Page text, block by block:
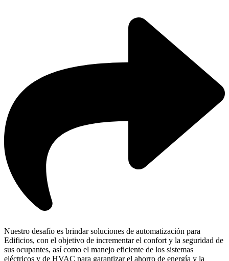
Nuestro desafío es brindar soluciones de automatización para
Edificios, con el objetivo de incrementar el confort y la seguridad de
sus ocupantes, así como el manejo eficiente de los sistemas
eléctricos y de HVAC para garantizar el ahorro de energía y la